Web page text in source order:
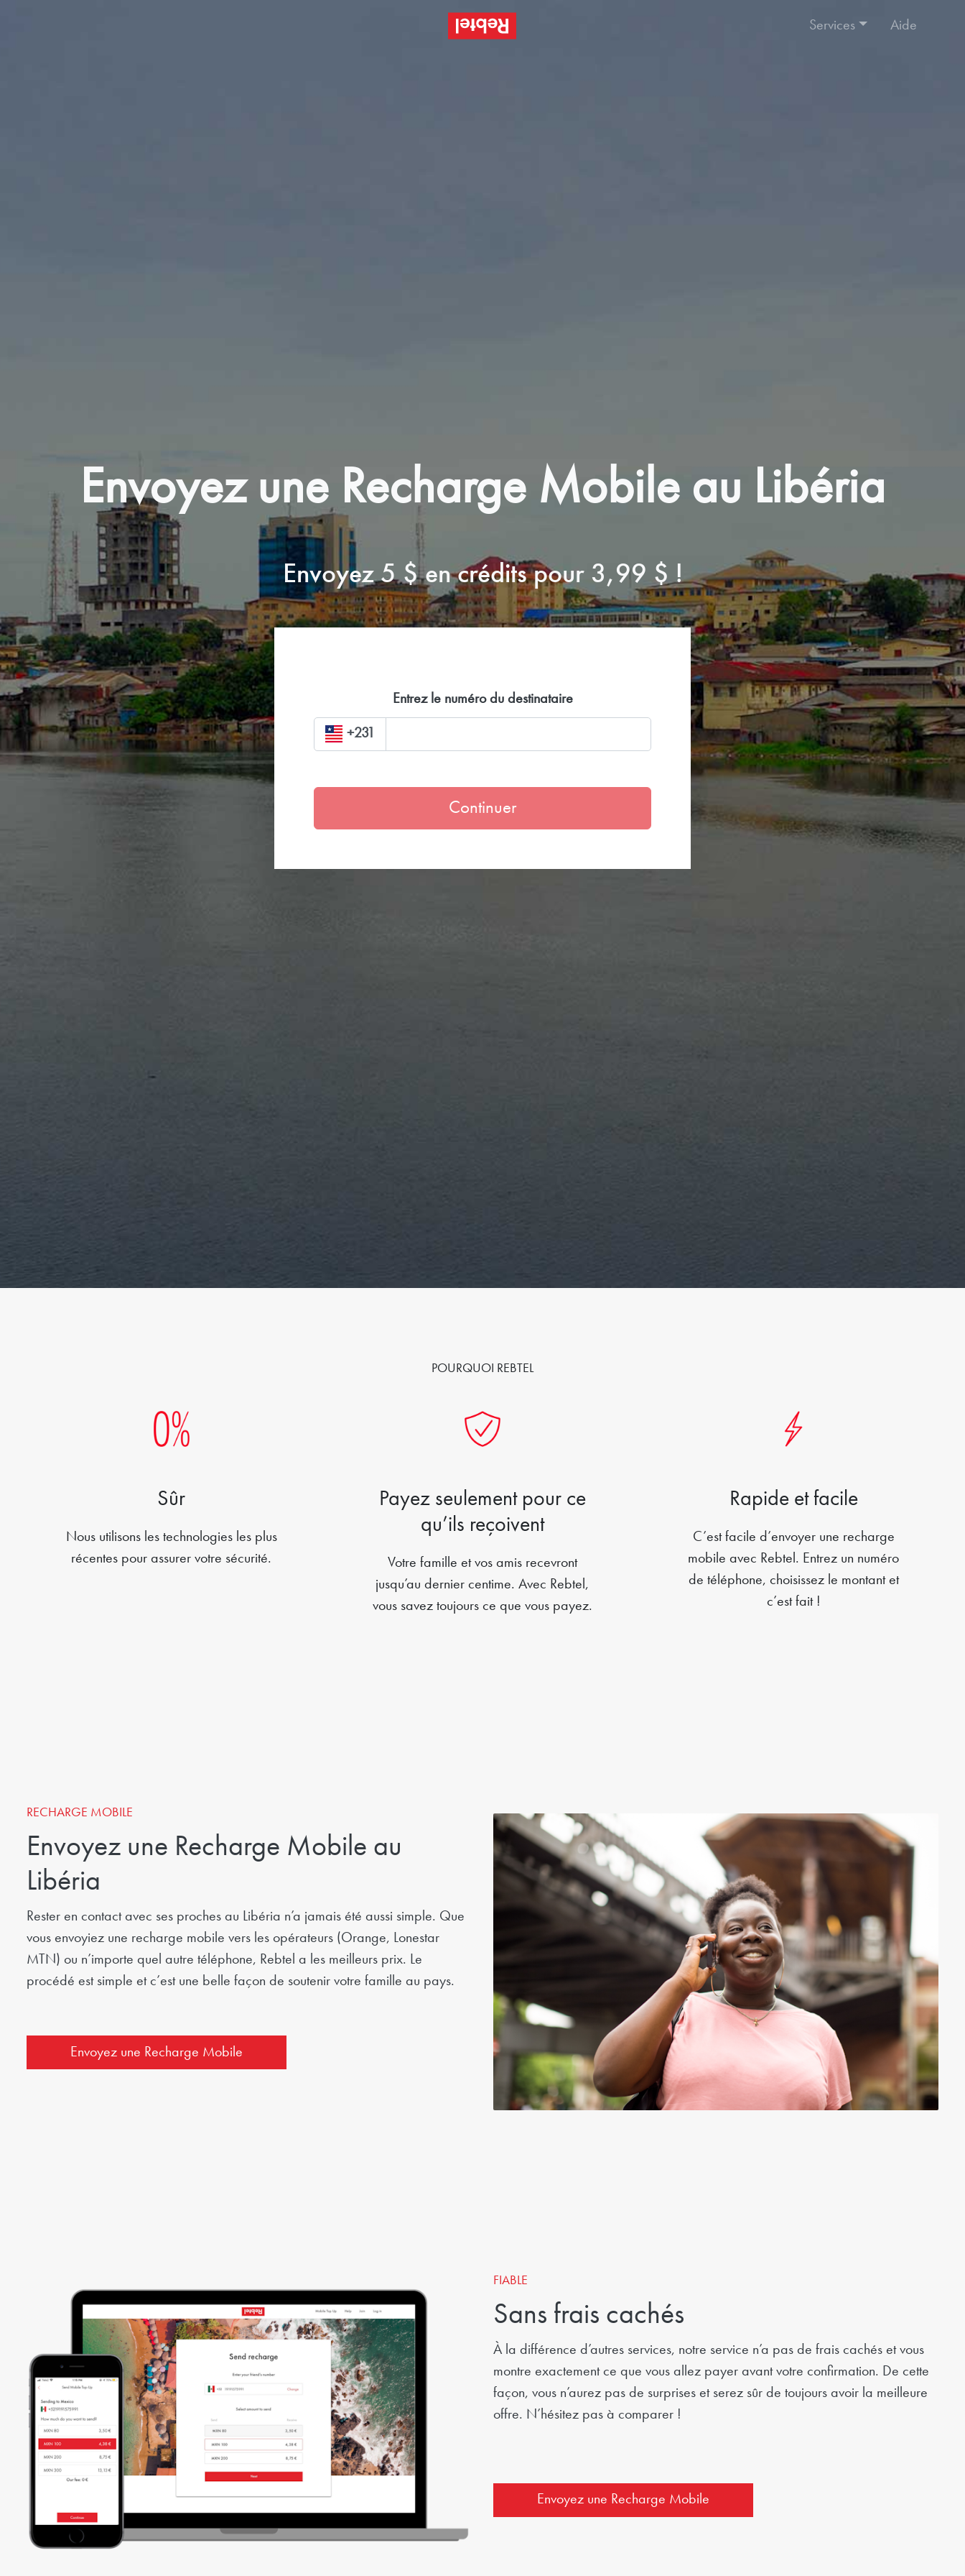
Services Aide
Envoyez une Recharge Mobile au Libéria
Envoyez 5 $ en crédits pour 3,99 $ !
Entrez le numéro du destinataire
+231
Continuer
POURQUOI REBTEL
Sûr
Nous utilisons les technologies les plus
récentes pour assurer votre sécurité.
Payez seulement pour ce
qu’ils reçoivent
Votre famille et vos amis recevront
jusqu’au dernier centime. Avec Rebtel,
vous savez toujours ce que vous payez.
Rapide et facile
C’est facile d’envoyer une recharge
mobile avec Rebtel. Entrez un numéro
de téléphone, choisissez le montant et
c’est fait !
RECHARGE MOBILE
Envoyez une Recharge Mobile au
Libéria
Rester en contact avec ses proches au Libéria n’a jamais été aussi simple. Que
vous envoyiez une recharge mobile vers les opérateurs (Orange, Lonestar
MTN) ou n’importe quel autre téléphone, Rebtel a les meilleurs prix. Le
procédé est simple et c’est une belle façon de soutenir votre famille au pays.
Envoyez une Recharge Mobile
FIABLE
Sans frais cachés
À la différence d’autres services, notre service n’a pas de frais cachés et vous
montre exactement ce que vous allez payer avant votre confirmation. De cette
façon, vous n’aurez pas de surprises et serez sûr de toujours avoir la meilleure
offre. N’hésitez pas à comparer !
Envoyez une Recharge Mobile